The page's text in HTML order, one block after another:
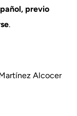
previo
.
Alcocer